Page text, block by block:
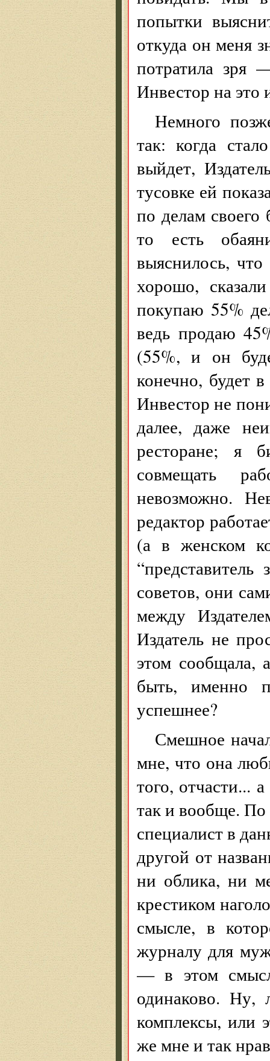
попытки
откуда он меня
потратила зря
Инвестор на это
Немного
так: когда
выйдет,
тусовке ей
по делам
то есть
выяснилось,
хорошо,
покупаю 55%
ведь продаю
(55%, и он
конечно, будет
Инвестор не
далее, даже
ресторане; я
совмещать
невозможно.
редактор
(а в женском
советов, они
между
Издатель не
этом сообщала,
быть, именно
успешнее?
Смешное
мне, что она
того, отчасти...
так и вообще.
специалист в
другой от
ни облика, ни
крестиком
смысле, в
журналу для
— в этом
одинаково.
комплексы, или
же мне и так